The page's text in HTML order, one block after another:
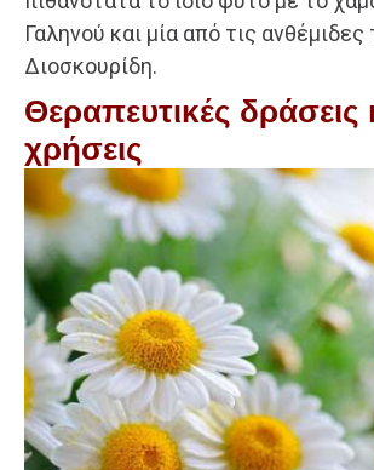
Γαληνού και μία από τις ανθέμιδες
Διοσκουρίδη.
Θεραπευτικές δράσεις
χρήσεις